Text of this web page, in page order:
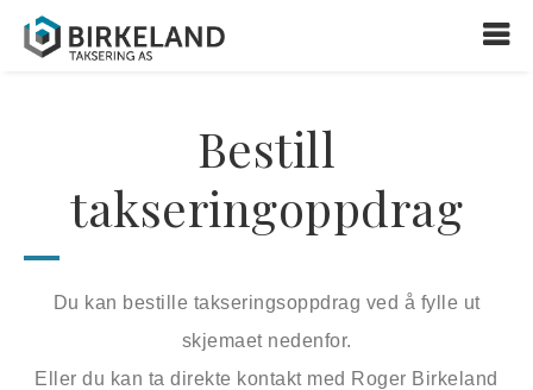
Bestill
takseringoppdrag
Du kan bestille takseringsoppdrag ved å fylle ut
skjemaet nedenfor.
Eller du kan ta direkte kontakt med Roger Birkeland